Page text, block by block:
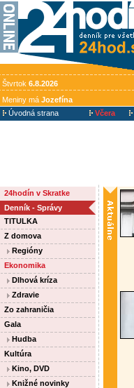
Štvrtok 6.8.2026
Meniny má Jozefína
Úvodná strana
Včera
24hodín v Skratke
Denník - Správy
TITULKA
Z domova
Regióny
Ekonomika
Dlhová kríza
Zdravie
Zo zahraničia
Gala
Hudba
Kultúra
Kino, DVD
Knižné novinky